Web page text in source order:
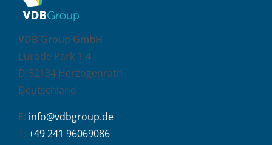
VDB Group GmbH
Eurode Park 1-4
D-52134 Herzogenrath
Deutschland
E: info@vdbgroup.de
T: +49 241 96069086